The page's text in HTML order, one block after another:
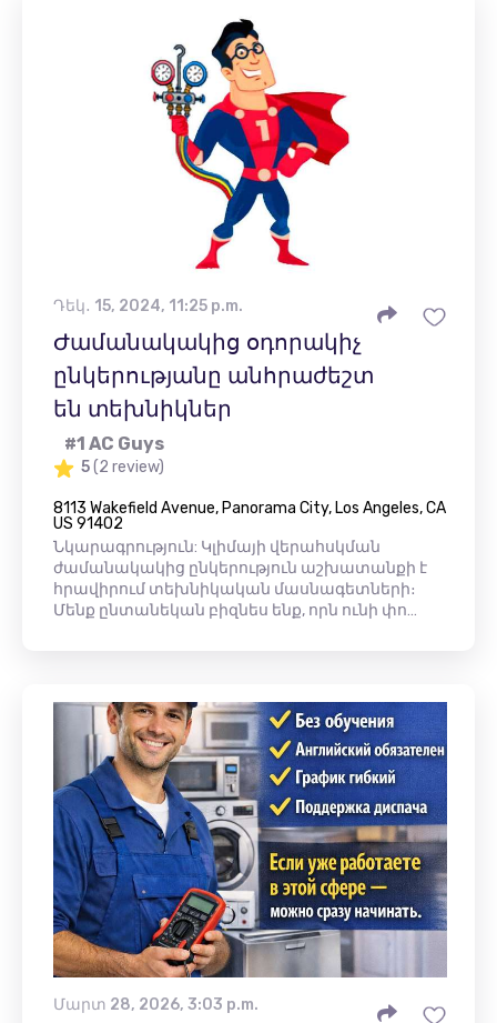
Դեկ․ 15, 2024, 11:25 p.m.
Ժամանակակից օդորակիչ
ընկերությանը անհրաժեշտ
են տեխնիկներ
#1 AC Guys
5(2 review)
8113 Wakefield Avenue, Panorama City, Los Angeles, CA
US 91402
Նկարագրություն: Կլիմայի վերահսկման
ժամանակակից ընկերություն աշխատանքի է
հրավիրում տեխնիկական մասնագետների։
Մենք ընտանեկան բիզնես ենք, որն ունի փո…
Մարտ 28, 2026, 3:03 p.m.